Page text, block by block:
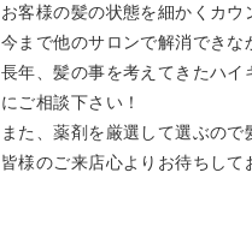
お客様の髪の状態を細かくカ
今まで他のサロンで解消でき
長年、髪の事を考えてきたハ
にご相談下さい！
また、薬剤を厳選して選ぶの
皆様のご来店心よりお待ちして